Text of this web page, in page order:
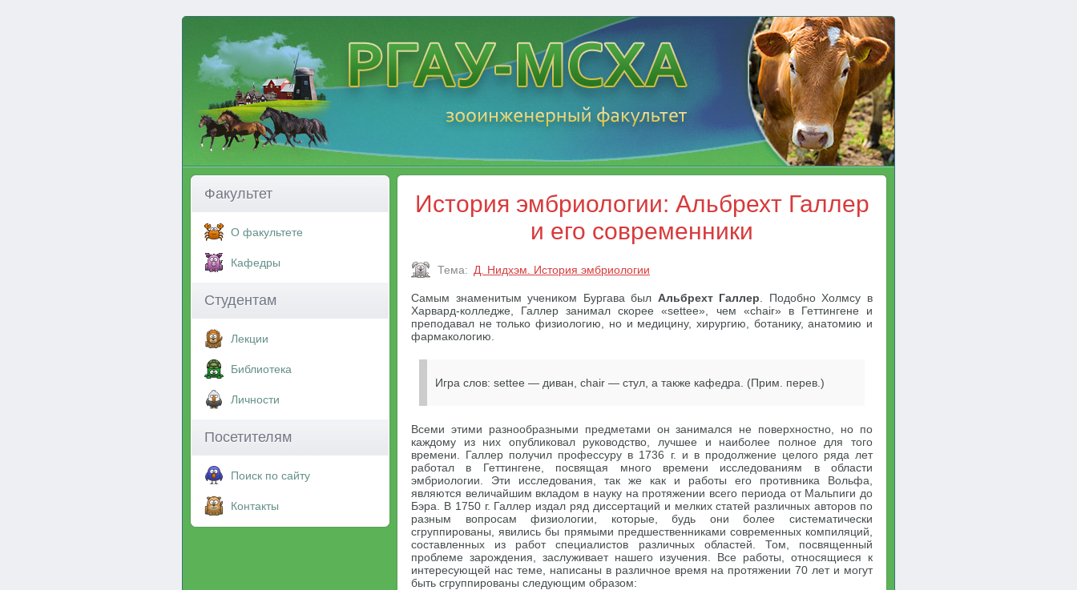
Факультет
О факультете
Кафедры
Студентам
Лекции
Библиотека
Личности
Посетителям
Поиск по сайту
Контакты
История эмбриологии: Альбрехт Галлер
и его современники
Тема: Д. Нидхэм. История эмбриологии
Самым знаменитым учеником Бургава был Альбрехт Галлер . Подобно Холмсу в
Харвард-колледже, Галлер занимал скорее «settee», чем «chair» в Геттингене и
преподавал не только физиологию, но и медицину, хирургию, ботанику, анатомию и
фармакологию.
Игра слов: settee — диван, chair — стул, а также кафедра. (Прим. перев.)
Всеми этими разнообразными предметами он занимался не поверхностно, но по
каждому из них опубликовал руководство, лучшее и наиболее полное для того
времени. Галлер получил профессуру в 1736 г. и в продолжение целого ряда лет
работал в Геттингене, посвящая много времени исследованиям в области
эмбриологии. Эти исследования, так же как и работы его противника Вольфа,
являются величайшим вкладом в науку на протяжении всего периода от Мальпиги до
Бэра. В 1750 г. Галлер издал ряд диссертаций и мелких статей различных авторов по
разным вопросам физиологии, которые, будь они более систематически
сгруппированы, явились бы прямыми предшественниками современных компиляций,
составленных из работ специалистов различных областей. Том, посвященный
проблеме зарождения, заслуживает нашего изучения. Все работы, относящиеся к
интересующей нас теме, написаны в различное время на протяжении 70 лет и могут
быть сгруппированы следующим образом: